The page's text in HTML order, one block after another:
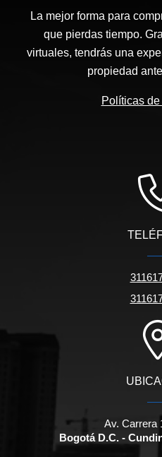
La mejor forma para
que pierdas tiempo.
virtuales, tendrás una
propiedad
Políticas
Av. Carrera
Bogotá D.C. -